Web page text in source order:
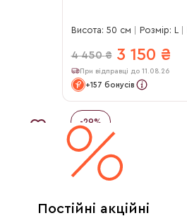
Висота: 50 см Розмір: L
4 450 ₴ 3 150 ₴
При відправці до 11.08.26
+157 бонусів
-29%
Постійні акційні